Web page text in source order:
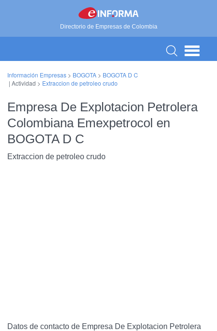
Directorio de Empresas de Colombia
Información Empresas > BOGOTA > BOGOTA D C
| Actividad > Extraccion de petroleo crudo
Empresa De Explotacion Petrolera
Colombiana Emexpetrocol en
BOGOTA D C
Extraccion de petroleo crudo
Datos de contacto de Empresa De Explotacion Petrolera